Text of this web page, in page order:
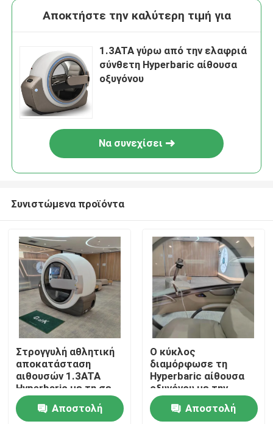
Προϊόντα
βίντεο
Αποκτήστε την καλύτερη τιμή για
1.3ATA γύρω από την ελαφριά
σύνθετη Hyperbaric αίθουσα
οξυγόνου
Να συνεχίσει
Συνιστώμενα προϊόντα
Στρογγυλή αθλητική
αποκατάσταση
αιθουσών 1.3ATA
Hyperbaric με τη σε
απευθείας σύνδεση
τεχνική υποστήριξη
Αποστολή
Ο κύκλος
διαμόρφωσε τη
Hyperbaric αίθουσα
οξυγόνου με την
εξουσιοδότηση
εξαερισμού & 1
Αποστολή